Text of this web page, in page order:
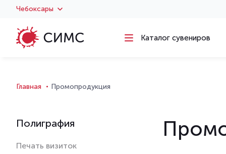
Чебоксары
Каталог сувениров
Главная Промопродукция
Полиграфия
Печать визиток